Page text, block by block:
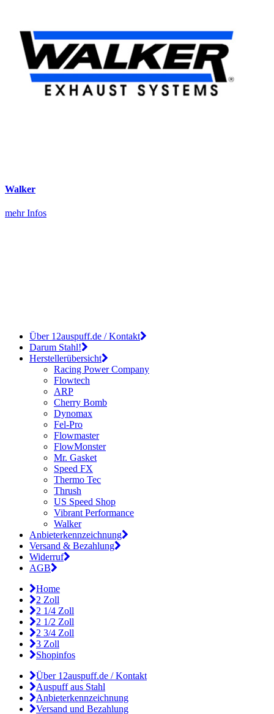
Walker
mehr Infos
Über 12auspuff.de / Kontakt
Darum Stahl!
Herstellerübersicht
Racing Power Company
Flowtech
ARP
Cherry Bomb
Dynomax
Fel-Pro
Flowmaster
FlowMonster
Mr. Gasket
Speed FX
Thermo Tec
Thrush
US Speed Shop
Vibrant Performance
Walker
Anbieterkennzeichnung
Versand & Bezahlung
Widerruf
AGB
Home
2 Zoll
2 1/4 Zoll
2 1/2 Zoll
2 3/4 Zoll
3 Zoll
Shopinfos
Über 12auspuff.de / Kontakt
Auspuff aus Stahl
Anbieterkennzeichnung
Versand und Bezahlung